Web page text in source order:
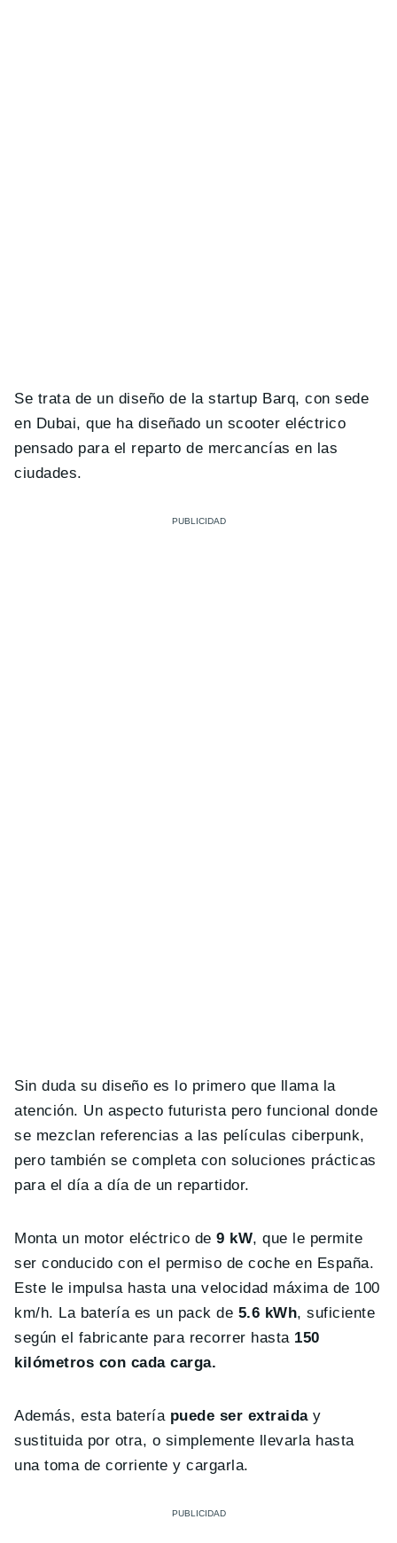
Se trata de un diseño de la startup Barq, con sede
en Dubai, que ha diseñado un scooter eléctrico
pensado para el reparto de mercancías en las
ciudades.
Sin duda su diseño es lo primero que llama la
atención. Un aspecto futurista pero funcional donde
se mezclan referencias a las películas ciberpunk,
pero también se completa con soluciones prácticas
para el día a día de un repartidor.
Monta un motor eléctrico de 9 kW, que le permite
ser conducido con el permiso de coche en España.
Este le impulsa hasta una velocidad máxima de 100
km/h. La batería es un pack de 5.6 kWh, suficiente
según el fabricante para recorrer hasta 150
kilómetros con cada carga.
Además, esta batería puede ser extraiday
sustituida por otra, o simplemente llevarla hasta
una toma de corriente y cargarla.